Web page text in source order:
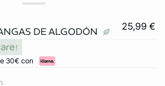
DE ALGODÓN 25,99 €
30€ con